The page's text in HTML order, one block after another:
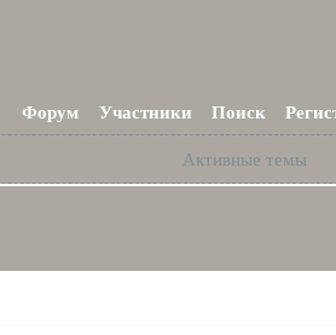
Форум Участники Поиск
Активные темы